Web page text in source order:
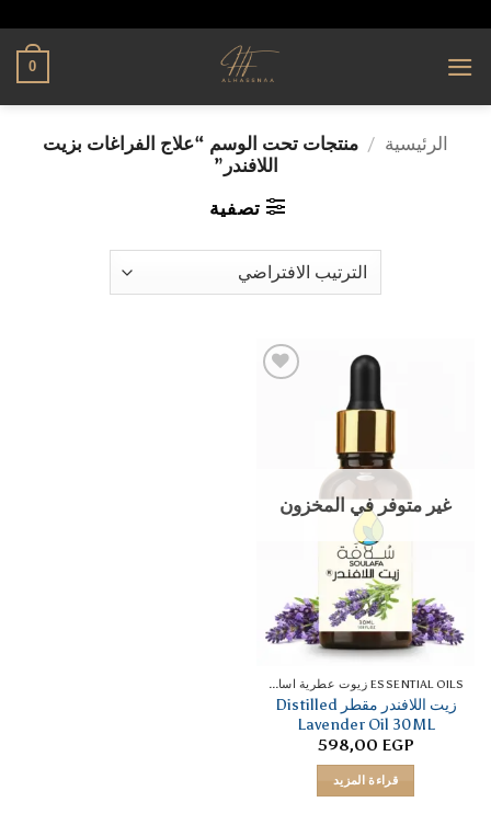
0
الرئيسية / منتجات تحت الوسم “علاج الفراغات بزيت
اللافندر”
تصفية
غير متوفر في المخزون
ESSENTIAL OILS زيوت عطرية اساسية
زيت اللافندر مقطر Distilled
Lavender Oil 30ML
598,00 EGP
قراءة المزيد